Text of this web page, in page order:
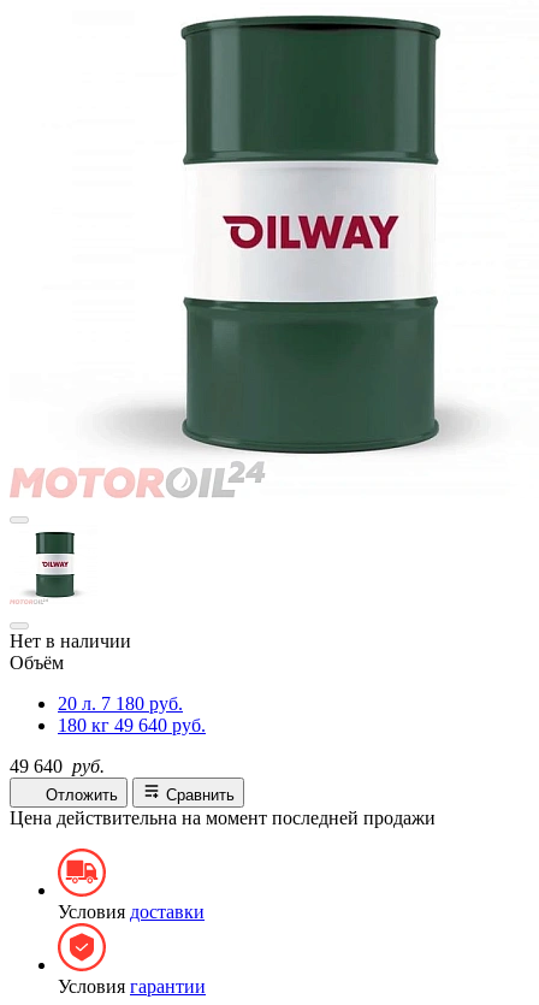
Нет в наличии
Объём
20 л. 7 180 руб.
180 кг 49 640 руб.
49 640 руб.
Отложить Сравнить
Цена действительна на момент последней продажи
Условия доставки
Условия гарантии